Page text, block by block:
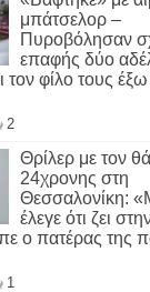
μπάτσελορ –
Πυροβόλησαν
επαφής δύο
τον φίλο τους
2
Θρίλερ με τον
24χρονης στη
Θεσσαλονίκη:
έλεγε ότι ζει
ο πατέρας της
1